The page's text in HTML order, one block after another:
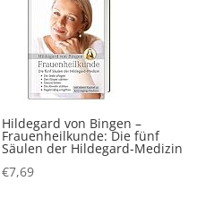
Hildegard von Bingen –
Frauenheilkunde: Die fünf
Säulen der Hildegard-Medizin
€7,69